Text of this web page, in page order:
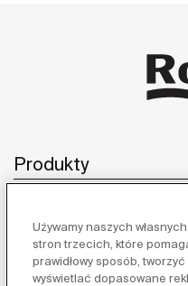
Produkty
Obsługa klienta
Używamy naszych
stron trzecich, które
prawidłowy sposób,
wyświetlać dopasowane